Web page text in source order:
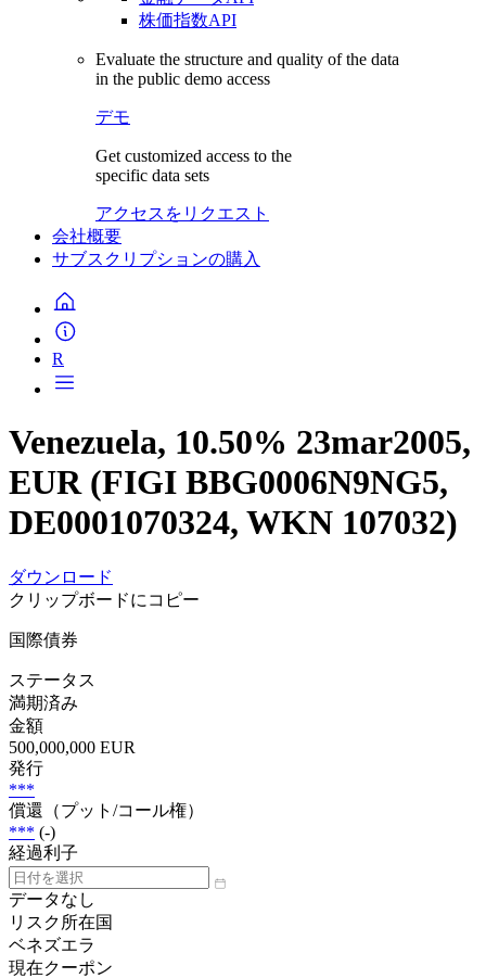
株価指数API
Evaluate the structure and quality of the data
in the public demo access
デモ
Get customized access to the
specific data sets
アクセスをリクエスト
会社概要
サブスクリプションの購入
R
Venezuela, 10.50% 23mar2005,
EUR (FIGI BBG0006N9NG5,
DE0001070324, WKN 107032)
ダウンロード
クリップボードにコピー
国際債券
ステータス
満期済み
金額
500,000,000 EUR
発行
***
償還（プット/コール権）
*** (-)
経過利子
データなし
リスク所在国
ベネズエラ
現在クーポン